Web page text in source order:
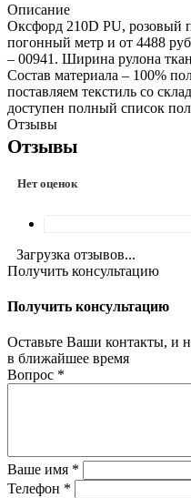
Описание
Оксфорд 210D PU, розовый
погонный метр и от 4488
– 00941. Ширина рулона
Состав материала – 100%
поставляем текстиль со
доступен полный список
Отзывы
Отзывы
Нет оценок
Загрузка отзывов...
Получить консультацию
Получить консультацию
Оставьте Ваши контакты, и
в ближайшее время
Вопрос *
Ваше имя *
Телефон *